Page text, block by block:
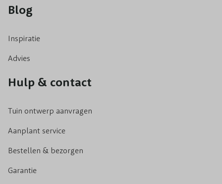
Blog
Inspiratie
Advies
Hulp & contact
Tuin ontwerp aanvragen
Aanplant service
Bestellen & bezorgen
Garantie